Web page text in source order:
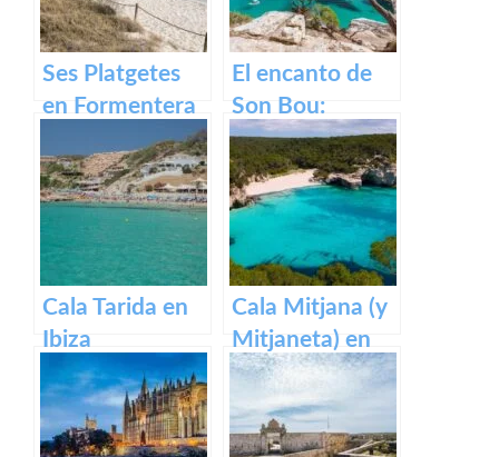
Ses Platgetes
en Formentera
El encanto de
Son Bou:
descubre la
belleza de
Menorca
Cala Tarida en
Ibiza
Cala Mitjana (y
Mitjaneta) en
Menorca